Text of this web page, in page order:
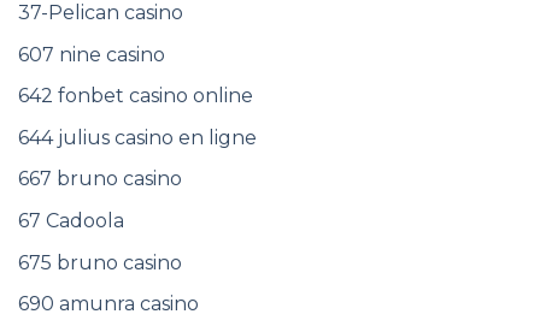
37-Pelican casino
607 nine casino
642 fonbet casino online
644 julius casino en ligne
667 bruno casino
67 Cadoola
675 bruno casino
690 amunra casino